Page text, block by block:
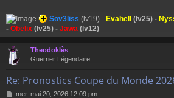
Sov3liss (lv19) - Evahell (lv25) -
- Obelix (lv25) - Jawa (lv12)
Theodoklès
Guerrier Légendaire
Re: Pronostics Coupe du Monde
M
mer. mai 20, 2026 12:09 pm